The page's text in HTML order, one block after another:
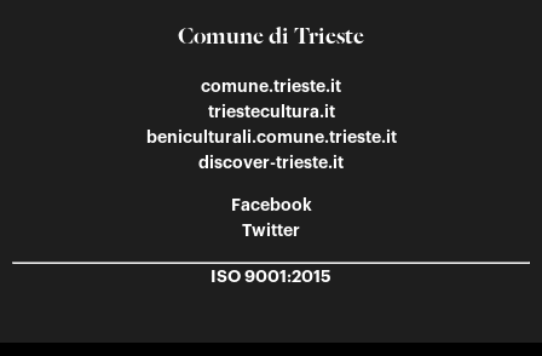
Comune di Trieste
comune.trieste.it
triestecultura.it
beniculturali.comune.trieste.it
discover-trieste.it
Facebook
Twitter
ISO 9001:2015